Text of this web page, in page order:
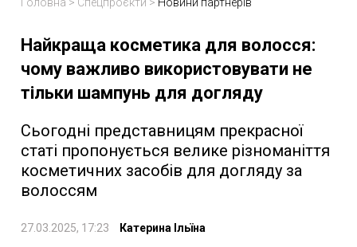
Головна > Спецпроєкти > Новини партнерів
Найкраща косметика для волосся:
чому важливо використовувати не
тільки шампунь для догляду
Сьогодні представницям прекрасної
статі пропонується велике різноманіття
косметичних засобів для догляду за
волоссям
27.03.2025, 17:23 Катерина Ільїна